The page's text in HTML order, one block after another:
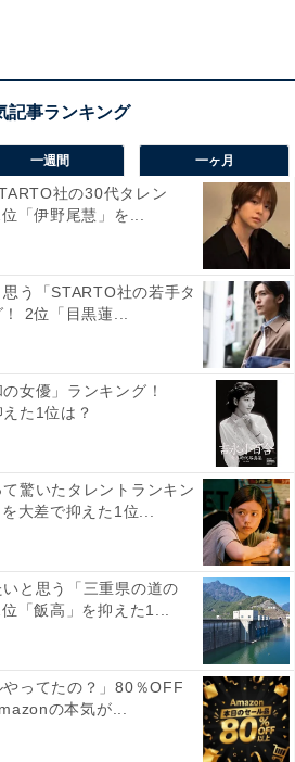
……！
て……！」
くて大変なことになった思い出。
が寄せられました。
一週間 一ヶ月
社の30代タレン
「伊野尾慧」を...
う「STARTO社の若手タ
2位「目黒蓮...
女優」ランキング！
えた1位は？
て驚いたタレントランキン
大差で抑えた1位...
と思う「三重県の道の
「飯高」を抑えた1...
やってたの？」80％OFF
の本気が...